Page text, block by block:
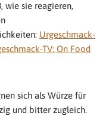
wie sie reagieren,
Urgeschmack-
TV: On Food
sich als Würze für
und bitter zugleich.